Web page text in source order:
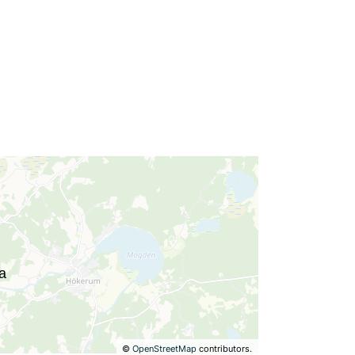
©OpenStreetMap contributors.